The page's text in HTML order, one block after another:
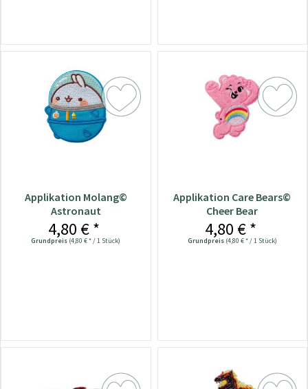
Applikation Molang©
Astronaut
4,80 € *
Grundpreis (4,80 € * / 1 Stück)
Applikation Care Bears©
Cheer Bear
4,80 € *
Grundpreis (4,80 € * / 1 Stück)